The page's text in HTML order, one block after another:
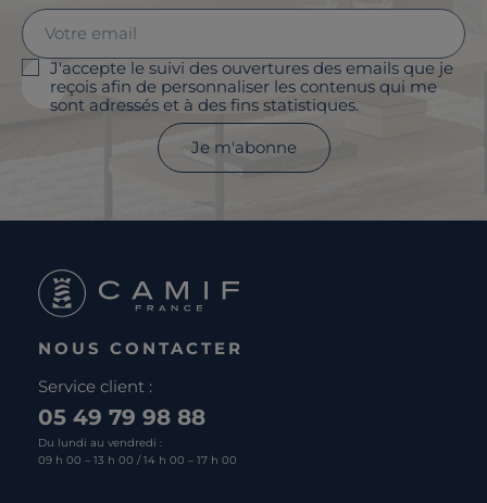
J'accepte le suivi des ouvertures des emails que je
reçois afin de personnaliser les contenus qui me
sont adressés et à des fins statistiques.
Je m'abonne
NOUS CONTACTER
Service client :
05 49 79 98 88
Du lundi au vendredi :
09 h 00 – 13 h 00 / 14 h 00 – 17 h 00